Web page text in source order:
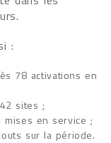
:
78 activations en
sites ;
mises en service ;
sur la période.